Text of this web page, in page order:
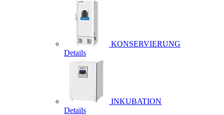
KONSERVIERUNG
Details
INKUBATION
Details